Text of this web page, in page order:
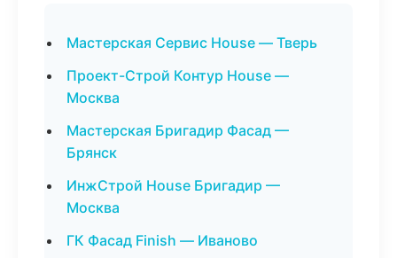
Мастерская Сервис House — Тверь
Проект-Строй Контур House —
Москва
Мастерская Бригадир Фасад —
Брянск
ИнжСтрой House Бригадир —
Москва
ГК Фасад Finish — Иваново